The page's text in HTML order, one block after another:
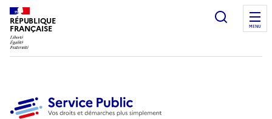
RÉPUBLIQUE
FRANÇAISE
Ouvrir
MENU